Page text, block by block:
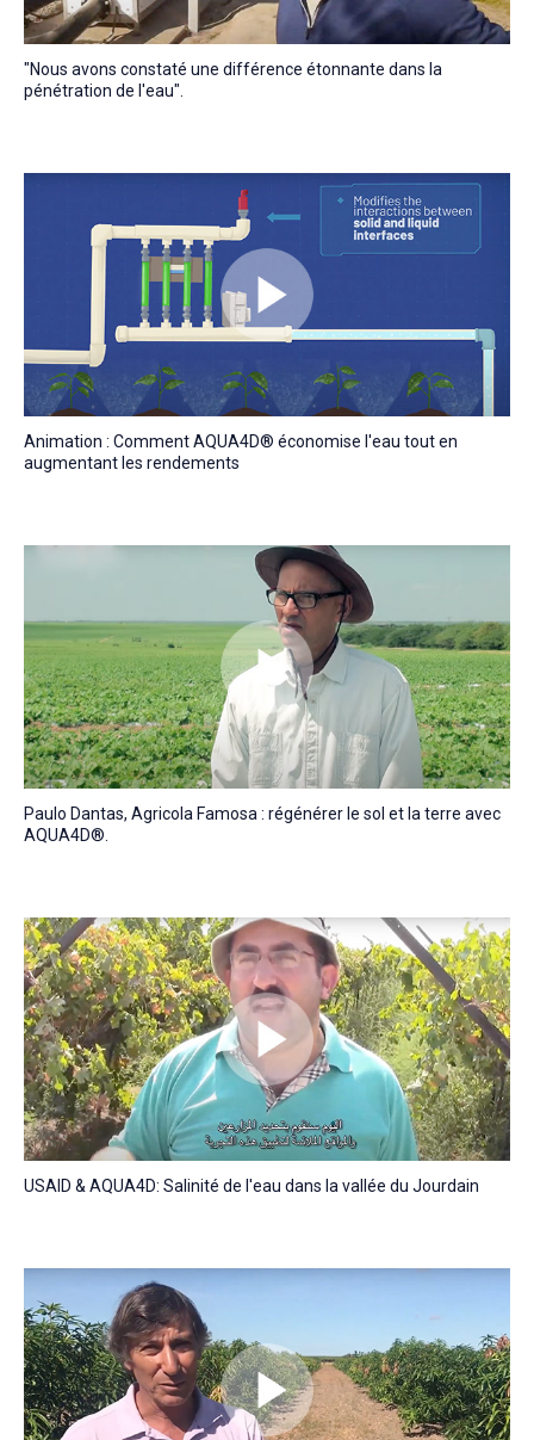
"Nous avons constaté une différence étonnante dans la
pénétration de l'eau".
Animation : Comment AQUA4D® économise l'eau tout en
augmentant les rendements
Paulo Dantas, Agricola Famosa : régénérer le sol et la terre avec
AQUA4D®.
USAID & AQUA4D: Salinité de l'eau dans la vallée du Jourdain